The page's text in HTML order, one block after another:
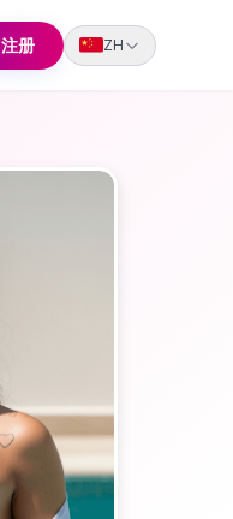
注册 ZH